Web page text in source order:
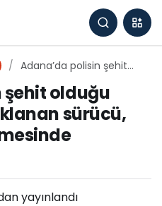
Adana’da polisin şehit
tutuklanan sürücü, ağır
ceza mahkemesinde
yargılanacak
şehit olduğu
sürücü,
yayınlandı